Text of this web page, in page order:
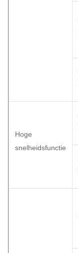
Hoge
snelheidsfunctie